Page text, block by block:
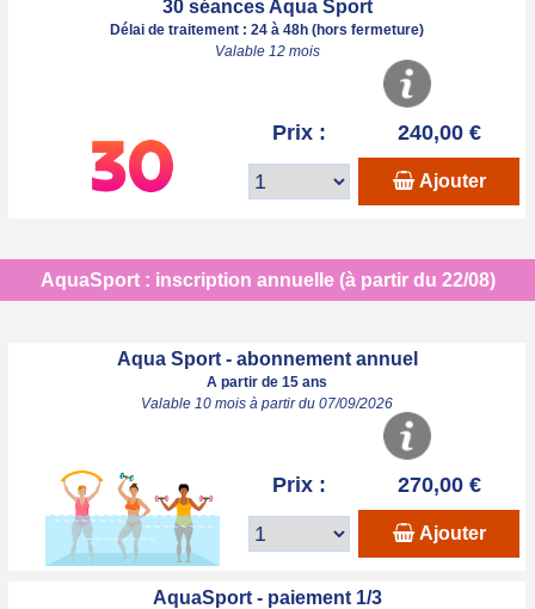
30 séances Aqua Sport
Délai de traitement : 24 à 48h (hors fermeture)
Valable 12 mois
Prix : 240,00 €
Ajouter
AquaSport : inscription annuelle (à partir du 22/08)
Aqua Sport - abonnement annuel
A partir de 15 ans
Valable 10 mois à partir du 07/09/2026
Prix : 270,00 €
Ajouter
AquaSport - paiement 1/3